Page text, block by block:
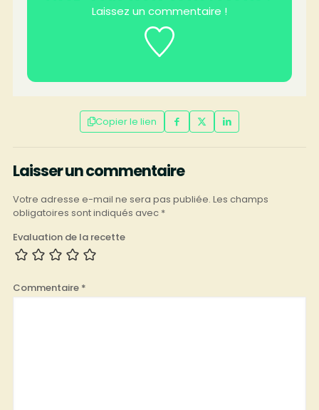
Laissez un commentaire !
Copier le lien
Laisser un commentaire
Votre adresse e-mail ne sera pas publiée. Les champs
obligatoires sont indiqués avec *
Evaluation de la recette
Commentaire *